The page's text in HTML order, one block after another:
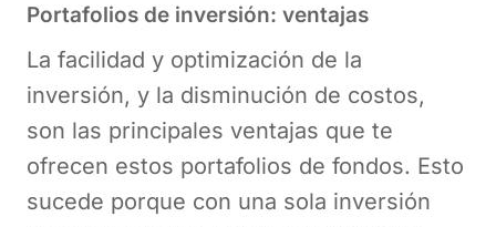
Portafolios de inversión: ventajas
La facilidad y optimización de la
inversión, y la disminución de costos,
son las principales ventajas que te
ofrecen estos portafolios de fondos. Esto
sucede porque con una sola inversión